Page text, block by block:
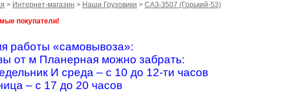
> Интернет-магазин > Наши Грузовики > САЗ-3507 (Горький-53)
покупатели!
работы «самовывоза»:
от м Планерная можно забрать:
И среда – с 10 до 12-ти часов
– с 17 до 20 часов